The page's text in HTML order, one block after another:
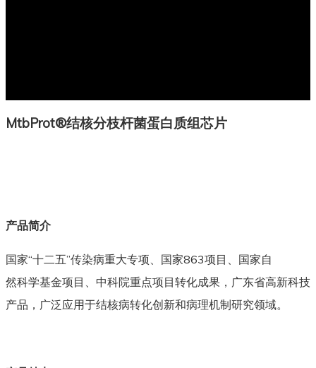
MtbProt®结核分枝杆菌蛋白质组芯片
产品简介
国家“十二五”传染病重大专项、国家863项目、国家自
然科学基金项目、中科院重点项目转化成果，广东省高新科技
产品，广泛应用于结核病转化创新和病理机制研究领域。